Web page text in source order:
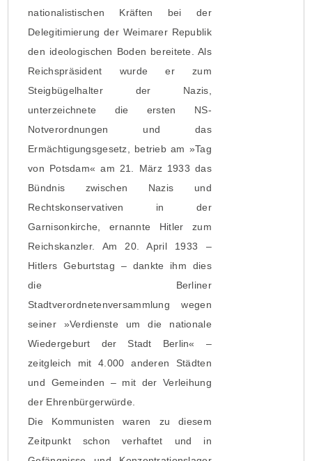
nationalistischen Kräften bei der
Delegitimierung der Weimarer Republik
den ideologischen Boden bereitete. Als
Reichspräsident wurde er zum
Steigbügelhalter der Nazis,
unterzeichnete die ersten NS-
Notverordnungen und das
Ermächtigungsgesetz, betrieb am »Tag
von Potsdam« am 21. März 1933 das
Bündnis zwischen Nazis und
Rechtskonservativen in der
Garnisonkirche, ernannte Hitler zum
Reichskanzler. Am 20. April 1933 –
Hitlers Geburtstag – dankte ihm dies
die Berliner
Stadtverordnetenversammlung wegen
seiner »Verdienste um die nationale
Wiedergeburt der Stadt Berlin« –
zeitgleich mit 4.000 anderen Städten
und Gemeinden – mit der Verleihung
der Ehrenbürgerwürde.
Die Kommunisten waren zu diesem
Zeitpunkt schon verhaftet und in